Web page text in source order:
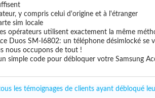
y compris celui d'origine et à l'étranger
sim locale
opérateurs utilisent exactement la même
Duos SM-I6802: un téléphone désimlocké se
nous occupons de tout !
simple code pour débloquer votre Samsung
les témoignages de clients ayant débloqué